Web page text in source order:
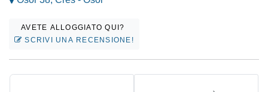
AVETE ALLOGGIATO QUI?
SCRIVI UNA RECENSIONE!